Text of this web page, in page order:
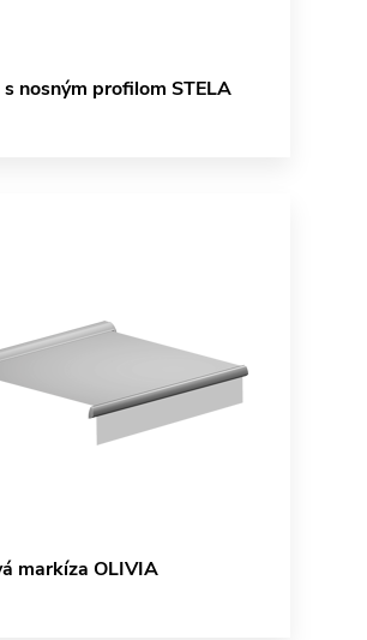
nosným profilom STELA
markíza OLIVIA